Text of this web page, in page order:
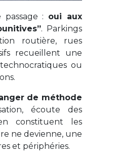
: oui aux
. Parkings
routière, rues
recueillent une
ou
de méthode
écoute des
constituent les
ne devienne, une
et périphéries.